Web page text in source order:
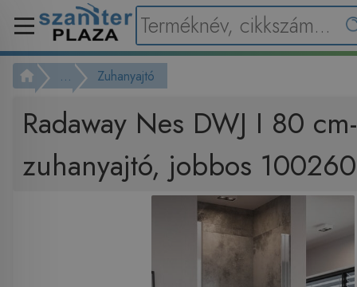
... Zuhanyajtó
Radaway Nes DWJ I 80
zuhanyajtó, jobbos